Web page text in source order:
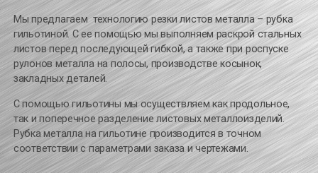
Мы предлагаем технологию резки листов металла – рубка
гильотиной. С ее помощью мы выполняем раскрой стальных
листов перед последующей гибкой, а также при роспуске
рулонов металла на полосы, производстве косынок,
закладных деталей.
С помощью гильотины мы осуществляем как продольное,
так и поперечное разделение листовых металлоизделий.
Рубка металла на гильотине производится в точном
соответствии с параметрами заказа и чертежами.